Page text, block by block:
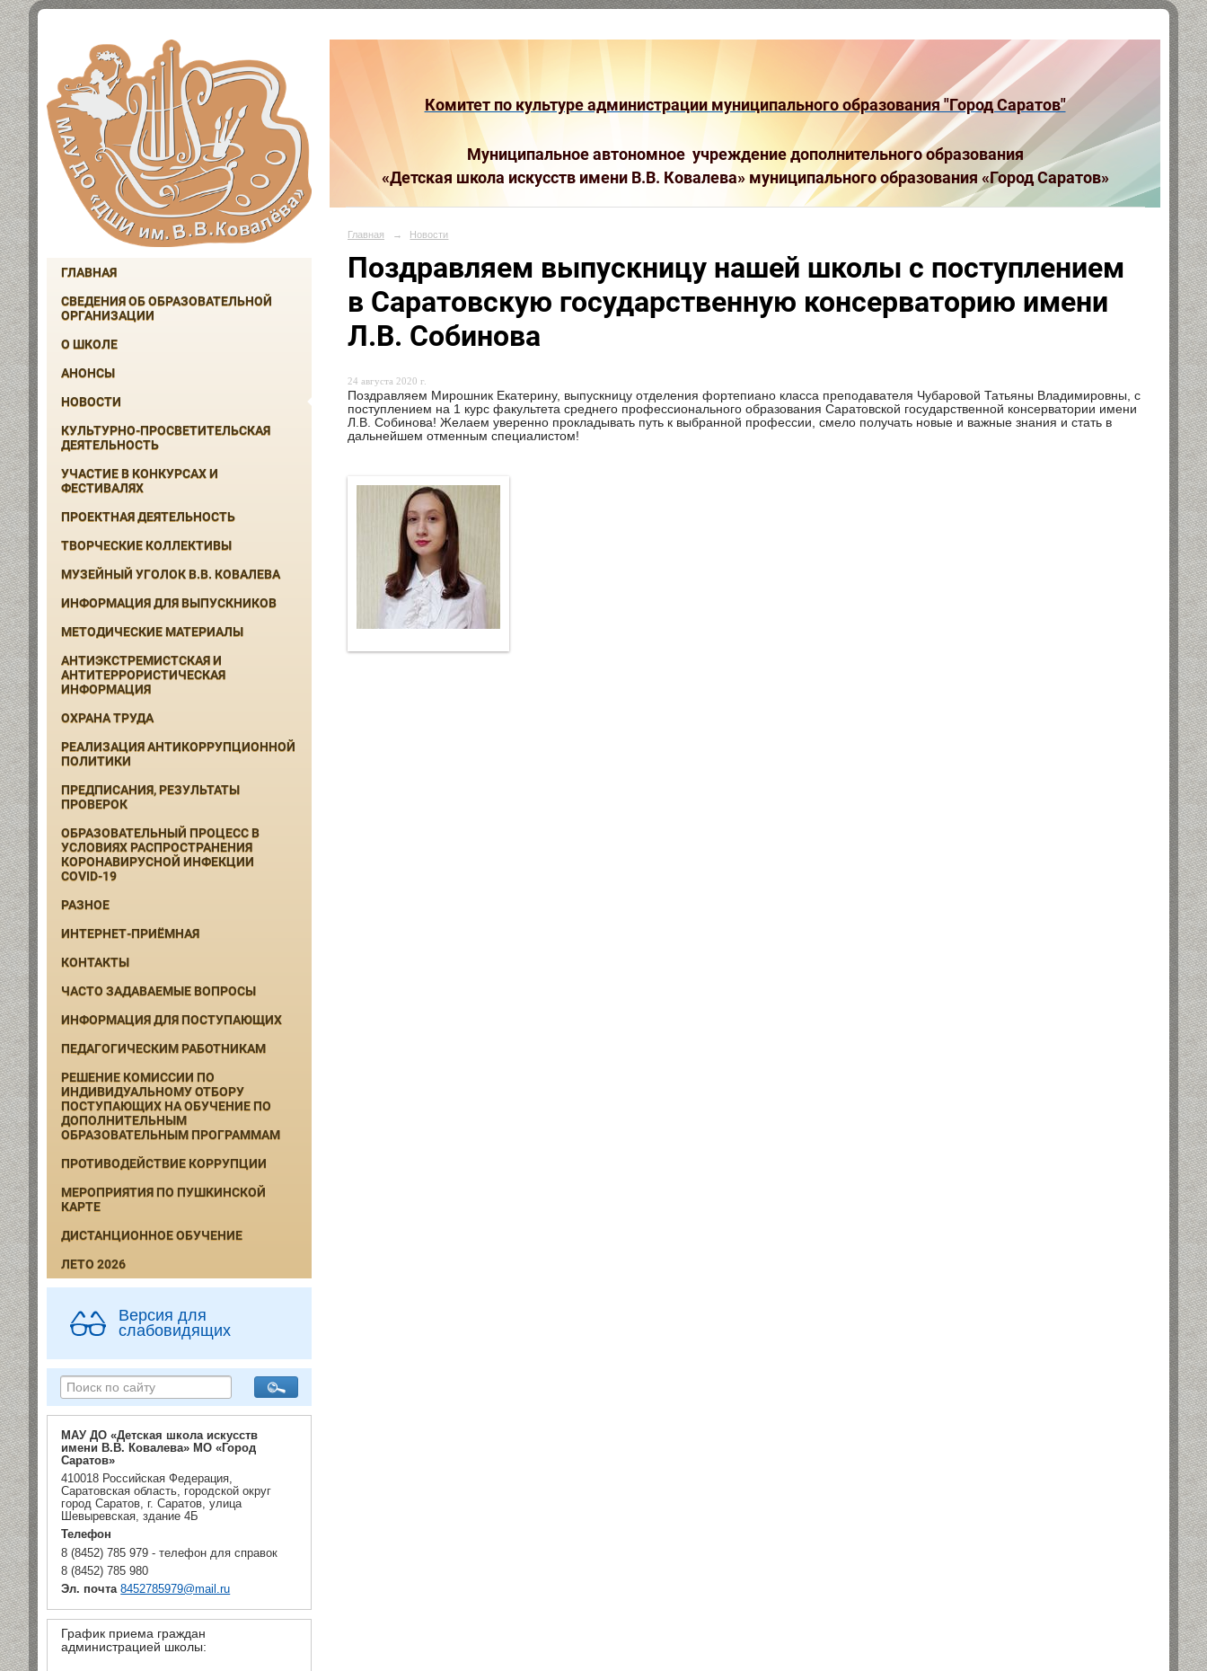
ГЛАВНАЯ
СВЕДЕНИЯ ОБ ОБРАЗОВАТЕЛЬНОЙ
ОРГАНИЗАЦИИ
О ШКОЛЕ
АНОНСЫ
НОВОСТИ
КУЛЬТУРНО-ПРОСВЕТИТЕЛЬСКАЯ
ДЕЯТЕЛЬНОСТЬ
УЧАСТИЕ В КОНКУРСАХ И
ФЕСТИВАЛЯХ
ПРОЕКТНАЯ ДЕЯТЕЛЬНОСТЬ
ТВОРЧЕСКИЕ КОЛЛЕКТИВЫ
МУЗЕЙНЫЙ УГОЛОК В.В. КОВАЛЕВА
ИНФОРМАЦИЯ ДЛЯ ВЫПУСКНИКОВ
МЕТОДИЧЕСКИЕ МАТЕРИАЛЫ
АНТИЭКСТРЕМИСТСКАЯ И
АНТИТЕРРОРИСТИЧЕСКАЯ
ИНФОРМАЦИЯ
ОХРАНА ТРУДА
РЕАЛИЗАЦИЯ АНТИКОРРУПЦИОННОЙ
ПОЛИТИКИ
ПРЕДПИСАНИЯ, РЕЗУЛЬТАТЫ
ПРОВЕРОК
ОБРАЗОВАТЕЛЬНЫЙ ПРОЦЕСС В
УСЛОВИЯХ РАСПРОСТРАНЕНИЯ
КОРОНАВИРУСНОЙ ИНФЕКЦИИ
COVID-19
РАЗНОЕ
ИНТЕРНЕТ-ПРИЁМНАЯ
КОНТАКТЫ
ЧАСТО ЗАДАВАЕМЫЕ ВОПРОСЫ
ИНФОРМАЦИЯ ДЛЯ ПОСТУПАЮЩИХ
ПЕДАГОГИЧЕСКИМ РАБОТНИКАМ
РЕШЕНИЕ КОМИССИИ ПО
ИНДИВИДУАЛЬНОМУ ОТБОРУ
ПОСТУПАЮЩИХ НА ОБУЧЕНИЕ ПО
ДОПОЛНИТЕЛЬНЫМ
ОБРАЗОВАТЕЛЬНЫМ ПРОГРАММАМ
ПРОТИВОДЕЙСТВИЕ КОРРУПЦИИ
МЕРОПРИЯТИЯ ПО ПУШКИНСКОЙ
КАРТЕ
ДИСТАНЦИОННОЕ ОБУЧЕНИЕ
ЛЕТО 2026
Версия для
слабовидящих
МАУ ДО «Детская школа искусств
имени В.В. Ковалева» МО «Город
Саратов»
410018 Российская Федерация,
Саратовская область, городской округ
город Саратов, г. Саратов, улица
Шевыревская, здание 4Б
Телефон
8 (8452) 785 979 - телефон для справок
8 (8452) 785 980
Эл. почта 8452785979@mail.ru
График приема граждан
администрацией школы:
Комитет по культуре администрации муниципального образования "Город Саратов"
Муниципальное автономное учреждение дополнительного образования
«Детская школа искусств имени В.В. Ковалева» муниципального образования «Город Саратов»
Главная → Новости
Поздравляем выпускницу нашей школы с поступлением
в Саратовскую государственную консерваторию имени
Л.В. Собинова
24 августа 2020 г.
Поздравляем Мирошник Екатерину, выпускницу отделения фортепиано класса преподавателя Чубаровой Татьяны Владимировны, с
поступлением на 1 курс факультета среднего профессионального образования Саратовской государственной консерватории имени
Л.В. Собинова! Желаем уверенно прокладывать путь к выбранной профессии, смело получать новые и важные знания и стать в
дальнейшем отменным специалистом!